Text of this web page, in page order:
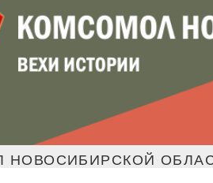
НОВОСИБИРСКОЙ